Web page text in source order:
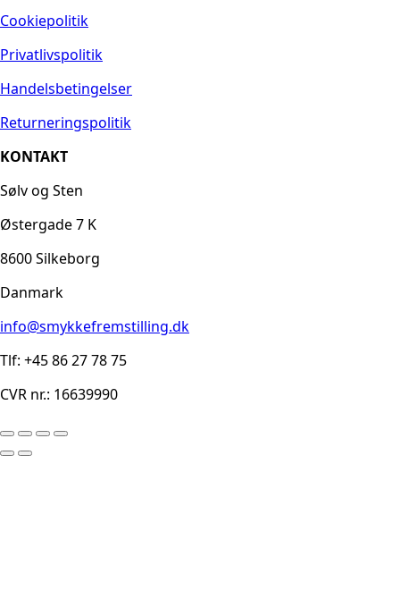
Cookiepolitik
Privatlivspolitik
Handelsbetingelser
Returneringspolitik
KONTAKT
Sølv og Sten
Østergade 7 K
8600 Silkeborg
Danmark
info@smykkefremstilling.dk
Tlf: +45 86 27 78 75
CVR nr.: 16639990